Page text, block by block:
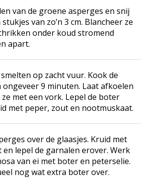
van de groene asperges en snij
van zo’n 3 cm. Blancheer ze
onder koud stromend
apart.
op zacht vuur. Kook de
9 minuten. Laat afkoelen
ze met een vork. Lepel de boter
met peper, zout en nootmuskaat.
over de glaasjes. Kruid met
en lepel de garnalen erover. Werk
van ei met boter en peterselie.
nog wat extra boter over.